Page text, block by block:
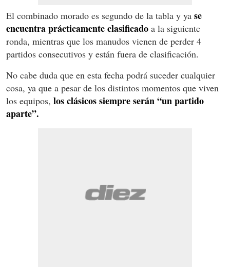
El combinado morado es segundo de la tabla y ya se
encuentra prácticamente clasificado a la siguiente
ronda, mientras que los manudos vienen de perder 4
partidos consecutivos y están fuera de clasificación.
No cabe duda que en esta fecha podrá suceder cualquier
cosa, ya que a pesar de los distintos momentos que viven
los equipos, los clásicos siempre serán “un partido
aparte”.